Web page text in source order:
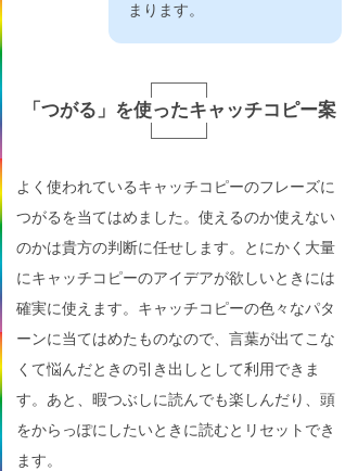
まります。
「つがる」を使ったキャッチコピー案
よく使われているキャッチコピーのフレーズに
つがるを当てはめました。使えるのか使えない
のかは貴方の判断に任せします。とにかく大量
にキャッチコピーのアイデアが欲しいときには
確実に使えます。キャッチコピーの色々なパタ
ーンに当てはめたものなので、言葉が出てこな
くて悩んだときの引き出しとして利用できま
す。あと、暇つぶしに読んでも楽しんだり、頭
をからっぽにしたいときに読むとリセットでき
ます。